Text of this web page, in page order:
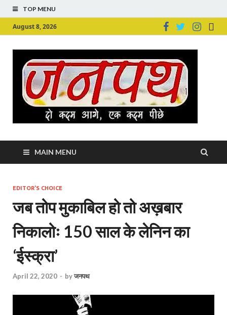
TOP MENU
August 8, 2026
MAIN MENU
EDITOR'S CHOICE
जब तोप मुकाबिल हो तो अख़बार
निकालोः 150 साल के लेनिन का
‘ईस्क्रा’
April 22, 2020 - byजनपथ